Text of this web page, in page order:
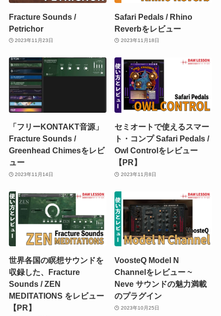
Fracture Sounds /
Petrichor
2023年11月23日
Safari Pedals / Rhino
Reverbをレビュー
2023年11月18日
「フリーKONTAKT音源」
Fracture Sounds /
Greenhead Chimesをレビ
ュー
2023年11月14日
セミオートで使えるスマー
ト・コンプ Safari Pedals /
Owl Controlをレビュー
【PR】
2023年11月8日
世界各国の瞑想サウンドを
収録した、Fracture
Sounds / ZEN
MEDITATIONS をレビュー
【PR】
VoosteQ Model N
Channelをレビュー ~
Neve サウンドの魅力満載
のプラグイン
2023年10月25日